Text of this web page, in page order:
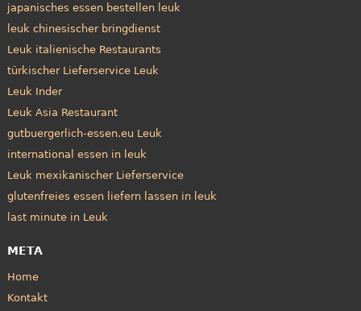
japanisches essen bestellen leuk
leuk chinesischer bringdienst
Leuk italienische Restaurants
türkischer Lieferservice Leuk
Leuk Inder
Leuk Asia Restaurant
gutbuergerlich-essen.eu Leuk
international essen in leuk
Leuk mexikanischer Lieferservice
glutenfreies essen liefern lassen in leuk
last minute in Leuk
META
Home
Kontakt